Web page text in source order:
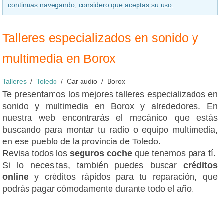
continuas navegando, considero que aceptas su uso.
Talleres especializados en sonido y
multimedia en Borox
Talleres Toledo Car audio Borox
Te presentamos los mejores talleres especializados en
sonido y multimedia en Borox y alrededores. En
nuestra web encontrarás el mecánico que estás
buscando para montar tu radio o equipo multimedia,
en ese pueblo de la provincia de Toledo.
Revisa todos los seguros coche que tenemos para tí.
Si lo necesitas, también puedes buscar créditos
online y créditos rápidos para tu reparación, que
podrás pagar cómodamente durante todo el año.